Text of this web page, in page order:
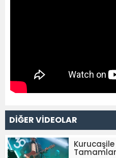
DİĞER VİDEOLAR